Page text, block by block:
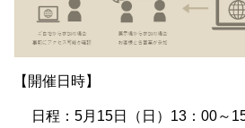
【開催日時】
日程：5月15日（日）13：00～